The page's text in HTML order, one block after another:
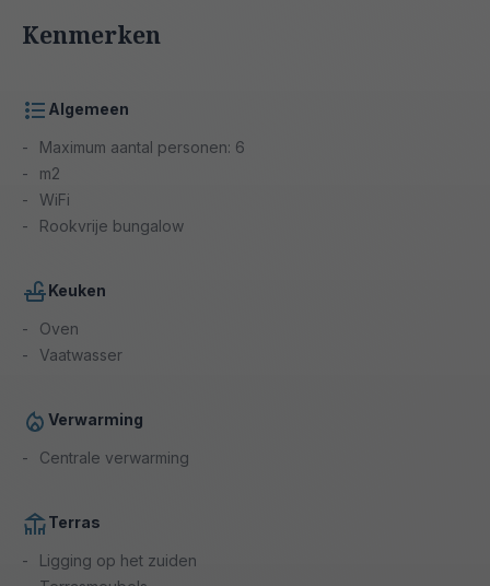
Kenmerken
Algemeen
Maximum aantal personen: 6
m2
WiFi
Rookvrije bungalow
Keuken
Oven
Vaatwasser
Verwarming
Centrale verwarming
Terras
Ligging op het zuiden